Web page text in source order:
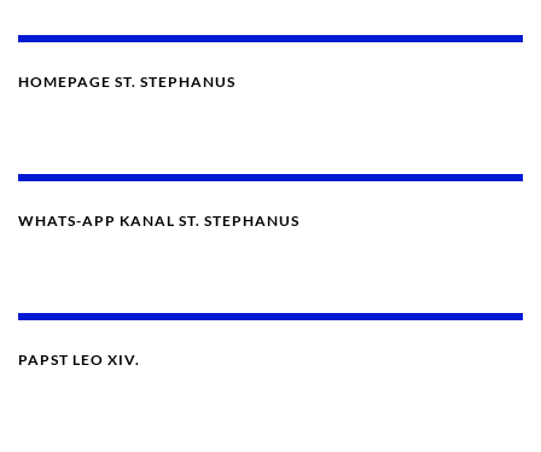
HOMEPAGE ST. STEPHANUS
WHATS-APP KANAL ST. STEPHANUS
PAPST LEO XIV.